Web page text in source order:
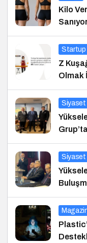
Kilo
Startup
Z
Olmak
Siyaset
Siyaset
ve